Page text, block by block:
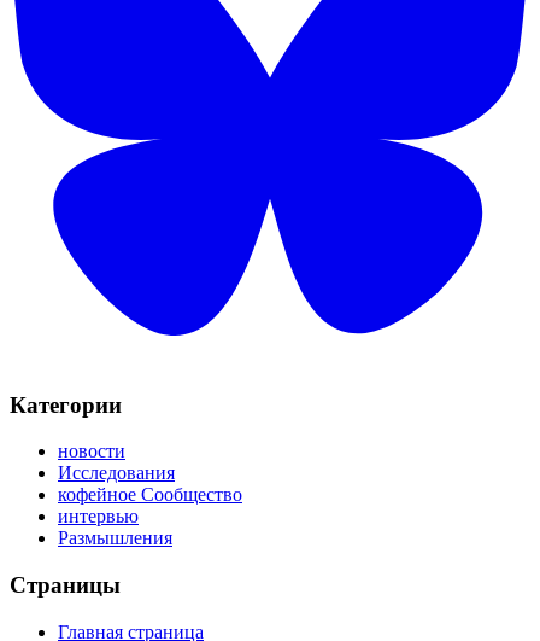
Категории
новости
Исследования
кофейное Сообщество
интервью
Размышления
Страницы
Главная страница